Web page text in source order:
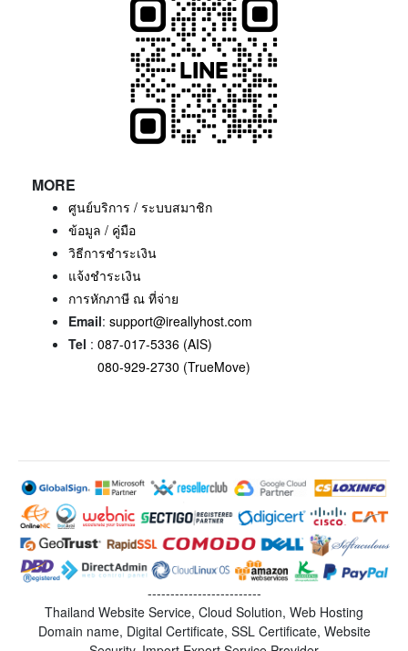
MORE
ศูนย์บริการ / ระบบสมาชิก
ข้อมูล / คู่มือ
วิธีการชำระเงิน
แจ้งชำระเงิน
การหักภาษี ณ ที่จ่าย
Email: support@ireallyhost.com
Tel : 087-017-5336 (AIS)
080-929-2730 (TrueMove)
-------------------------
Thailand Website Service, Cloud Solution, Web Hosting
Domain name, Digital Certificate, SSL Certificate, Website